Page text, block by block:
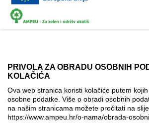
PRIVOLA ZA OBRADU OSOBNIH
KOLAČIĆA
Ova web stranica koristi kolačiće putem
osobne podatke. Više o obradi osobnih
na našim stranicama možete pročitati na
https://www.ampeu.hr/o-nama/obrada-
Izjava o pristupačnosti
Politika korištenja kolačića